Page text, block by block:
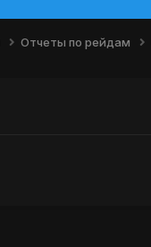
Отчеты по рейдам